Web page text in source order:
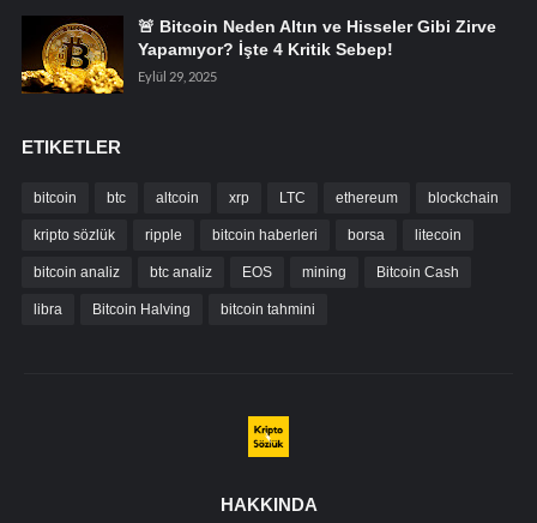
🚨 Bitcoin Neden Altın ve Hisseler Gibi Zirve
Yapamıyor? İşte 4 Kritik Sebep!
Eylül 29, 2025
ETIKETLER
bitcoin btc altcoin xrp LTC ethereum blockchain
kripto sözlük ripple bitcoin haberleri borsa litecoin
bitcoin analiz btc analiz EOS mining Bitcoin Cash
libra Bitcoin Halving bitcoin tahmini
HAKKINDA